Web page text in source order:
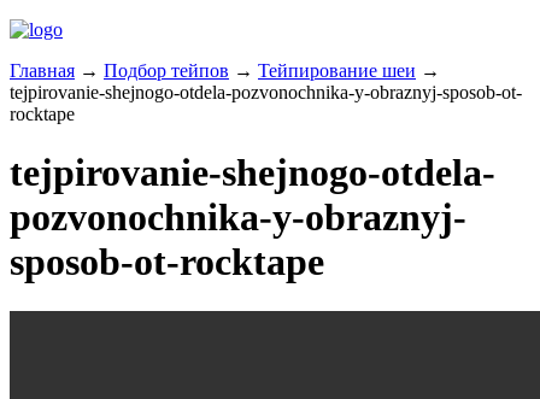
Главная → Подбор тейпов → Тейпирование шеи →
tejpirovanie-shejnogo-otdela-pozvonochnika-y-obraznyj-sposob-ot-
rocktape
tejpirovanie-shejnogo-otdela-
pozvonochnika-y-obraznyj-
sposob-ot-rocktape